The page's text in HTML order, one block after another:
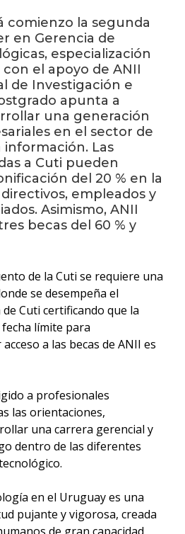
Blog
comienzo la segunda
en Gerencia de
especialización
el apoyo de ANII
de Investigación e
apunta a
una generación
en el sector de
Las
a Cuti pueden
del 20 % en la
empleados y
Asimismo, ANII
becas del 60 % y
de la Cuti se requiere una
se desempeña el
Cuti certificando que la
límite para
a las becas de ANII es
a profesionales
las orientaciones,
una carrera gerencial y
dentro de las diferentes
en el Uruguay es una
pujante y vigorosa, creada